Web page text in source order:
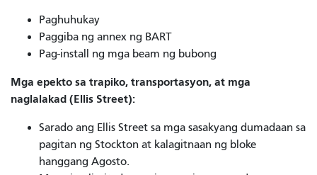
Paghuhukay
Paggiba ng annex ng BART
Pag-install ng mga beam ng bubong
Mga epekto sa trapiko, transportasyon, at mga
naglalakad (Ellis Street):
Sarado ang Ellis Street sa mga sasakyang dumadaan sa
pagitan ng Stockton at kalagitnaan ng bloke
hanggang Agosto.